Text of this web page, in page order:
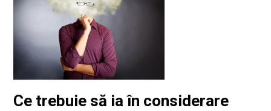
Ce trebuie să ia în considerare